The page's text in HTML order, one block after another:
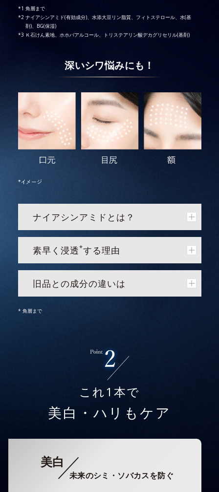
角層まで
ナイアシンアミド(有効成分)、水添大豆リン脂質、フィトステロール、水(基
剤)、BG(保湿)
Ｋ石けん素地、ホホバアルコール、トリステアリン酸デカグリセリル(基剤)
深いシワ悩みにも！
ナイアシンアミドとは？
素早く浸透*する理由
旧品との成分の違いは
* 角層まで
これ1本で
美白・ハリもケア
美白
未来のシミ・ソバカスを防ぐ